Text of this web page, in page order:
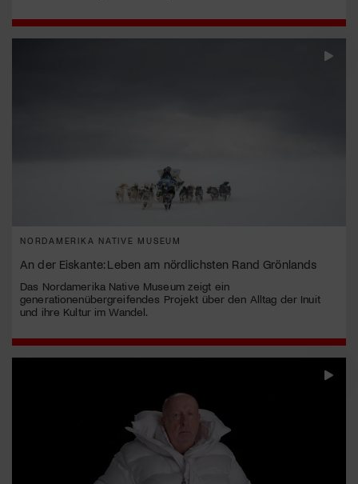
NORDAMERIKA NATIVE MUSEUM
An der Eiskante: Leben am nördlichsten Rand Grönlands
Das Nordamerika Native Museum zeigt ein
generationenübergreifendes Projekt über den Alltag der Inuit
und ihre Kultur im Wandel.